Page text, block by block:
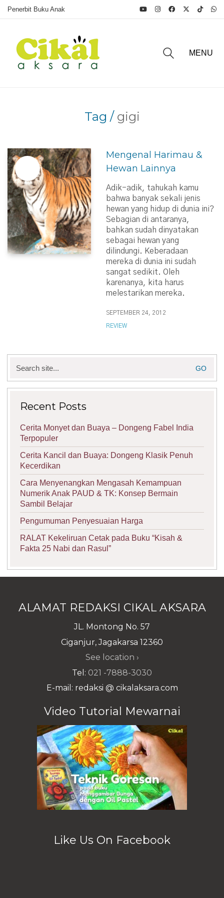
Penerbit Buku Anak
MENU
Tag / gigi
Mengenal Harimau &
Hewan Lainnya
Adik-adik, tahukah kamu
bahwa banyak sekali jenis
hewan yang hidup di dunia ini?
Sebagian di antaranya,
bahkan sudah dinyatakan
sebagai hewan yang
dilindungi. Keberadaan
mereka di dunia ini sudah
sangat sedikit. Oleh
karenanya, kita harus
melestarikan mereka.
SEPTEMBER 24, 2012
REVIEW
for:
Recent Posts
Cerita Monyet dan Buaya – Dongeng Fabel India
Terpopuler
Cerita Kancil dan Buaya: Dongeng Klasik Penuh
Kecerdikan
Cara Menyenangkan Mengasah Kemampuan
Numerik Anak PAUD & TK: Konsep Bermain
Sambil Belajar
Pengumuman Penyesuaian Harga
RALAT Kekeliruan Cetak pada Buku “Kisah &
Fakta 25 Nabi dan Rasul”
ALAMAT REDAKSI CIKAL AKSARA
JL. Montong No. 57
Ciganjur, Jagakarsa 12360
See location ›
Tel: 021 -7888-3030
E-mail: redaksi @ cikalaksara.com
Video Tutorial Mewarnai
Like Us On Facebook